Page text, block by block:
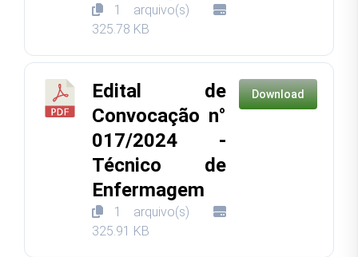
1 arquivo(s)
325.78 KB
Edital de
Convocação n°
017/2024 -
Técnico de
Enfermagem
1 arquivo(s)
325.91 KB
Download